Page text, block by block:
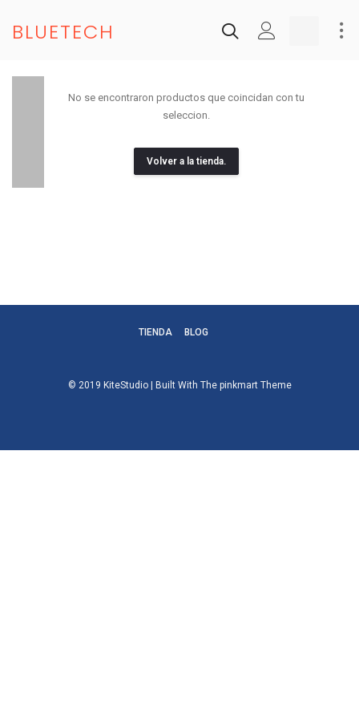
BLUETECH
No se encontraron productos que coincidan con tu
seleccion.
Volver a la tienda.
TIENDA BLOG
© 2019 KiteStudio | Built With The pinkmart Theme